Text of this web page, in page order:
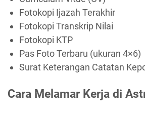
Fotokopi Ijazah Terakhir
Fotokopi Transkrip Nilai
Fotokopi KTP
Pas Foto Terbaru (ukuran 4×6)
Surat Keterangan Catatan
Cara Melamar Kerja di